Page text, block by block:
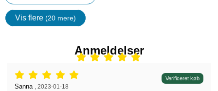
Vis flere (20 mere)
Egenskaper
Anmeldelser
Anmeldelser: 5 stjerne af 5, Verificeret køb
Anmeldelser af:
Sanna 2023-01-18